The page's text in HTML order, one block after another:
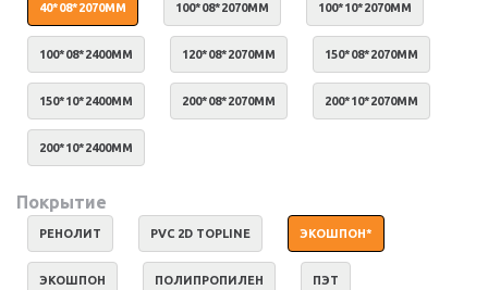
40*08*2070ММ 100*08*2070ММ 100*10*2070ММ
100*08*2400ММ 120*08*2070ММ 150*08*2070ММ
150*10*2400ММ 200*08*2070ММ 200*10*2070ММ
200*10*2400ММ
Покрытие
РЕНОЛИТ PVC 2D TOPLINE ЭКОШПОН*
ЭКОШПОН ПОЛИПРОПИЛЕН ПЭТ